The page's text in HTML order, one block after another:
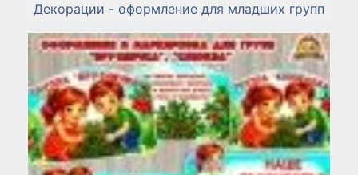
Декорации - оформление для младших групп